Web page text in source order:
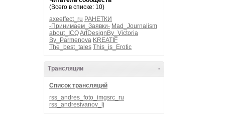
(Всего в списке: 10)
axeeffect_ru РАНЕТКИ
-Принимаем_Заявки- Mad_Journalism
about_ICQArtDesignBy_Victoria
By_Parmenova KREATIF
The_best_tales This_is_Erotic
-
Трансляции
Список трансляций
rss_andres_foto_imgsrc_ru
rss_andresivanov_lj